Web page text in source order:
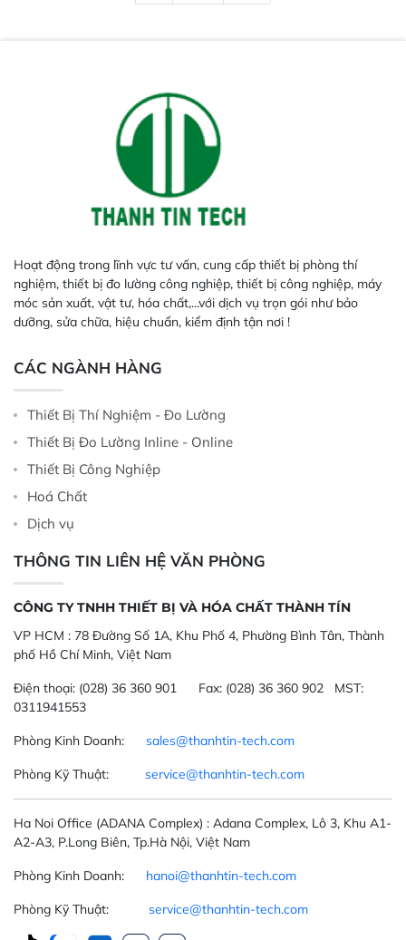
đảm bảo độ chính xác và khả
Hoạt động trong lĩnh vực tư vấn, cung cấp thiết bị phòng thí
nghiệm, thiết bị đo lường công nghiệp, thiết bị công nghiệp, máy
móc sản xuất, vật tư, hóa chất,...với dịch vụ trọn gói như bảo
dưỡng, sửa chữa, hiệu chuẩn, kiểm định tận nơi !
CÁC NGÀNH HÀNG
Thiết Bị Thí Nghiệm - Đo Lường
Thiết Bị Đo Lường Inline - Online
Thiết Bị Công Nghiệp
Hoá Chất
Dịch vụ
THÔNG TIN LIÊN HỆ VĂN PHÒNG
CÔNG TY TNHH THIẾT BỊ VÀ HÓA CHẤT THÀNH TÍN
VP HCM : 78 Đường Số 1A, Khu Phố 4, Phường Bình Tân, Thành
phố Hồ Chí Minh, Việt Nam
Điện thoại: (028) 36 360 901 Fax: (028) 36 360 902 MST:
0311941553
Phòng Kinh Doanh: sales@thanhtin-tech.com
Phòng Kỹ Thuật: service@thanhtin-tech.com
Ha Noi Office (ADANA Complex) : Adana Complex, Lô 3, Khu A1-
A2-A3, P.Long Biên, Tp.Hà Nội, Việt Nam
Phòng Kinh Doanh: hanoi@thanhtin-tech.com
Phòng Kỹ Thuật: service@thanhtin-tech.com